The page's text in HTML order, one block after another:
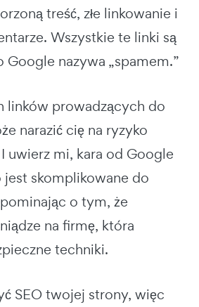
treść, złe linkowanie i
Wszystkie te linki są
nazywa „spamem.”
linków prowadzących do
narazić cię na ryzyko
uwierz mi, kara od Google
skomplikowane do
o tym, że
na firmę, która
techniki.
SEO twojej strony, więc